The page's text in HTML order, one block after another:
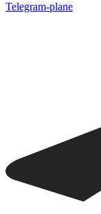
Telegram-plane